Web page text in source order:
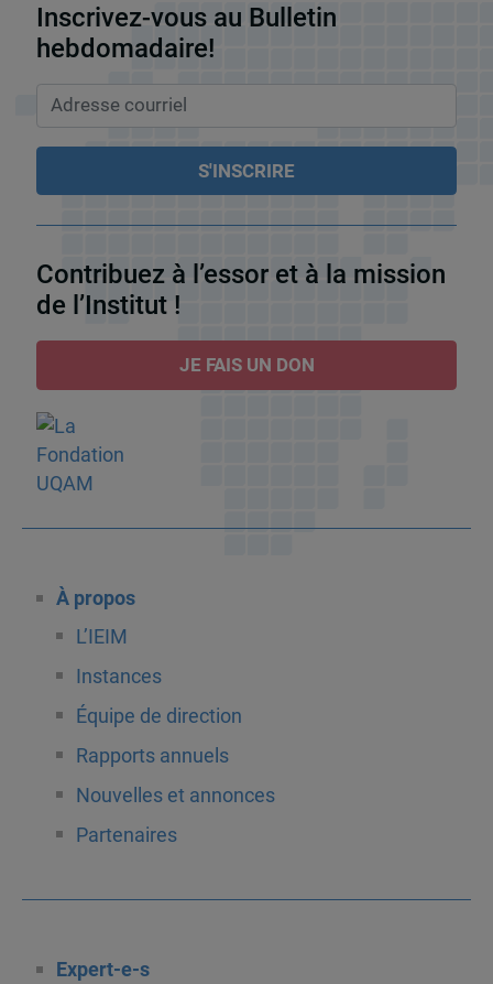
Inscrivez-vous au Bulletin
hebdomadaire!
Contribuez à l’essor et à la mission
de l’Institut !
JE FAIS UN DON
À propos
L’IEIM
Instances
Équipe de direction
Rapports annuels
Nouvelles et annonces
Partenaires
Expert-e-s